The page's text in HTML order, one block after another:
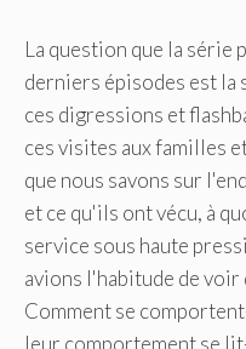
La question que la série
derniers épisodes est la
ces digressions et
ces visites aux familles
que nous savons sur
et ce qu'ils ont vécu, à
service sous haute
avions l'habitude de voir
Comment se
leur comportement se